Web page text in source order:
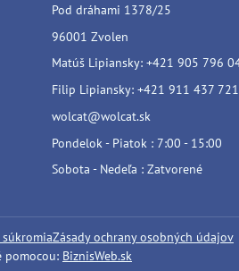
Pod dráhami 1378/25
96001 Zvolen
Matúš Lipiansky: +421 905 796
Filip Lipiansky: +421 911 437 721
wolcat@wolcat.sk
Pondelok - Piatok : 7:00 - 15:00
Sobota - Nedeľa : Zatvorené
Zásady ochrany osobných údajov
pomocou: BiznisWeb.sk